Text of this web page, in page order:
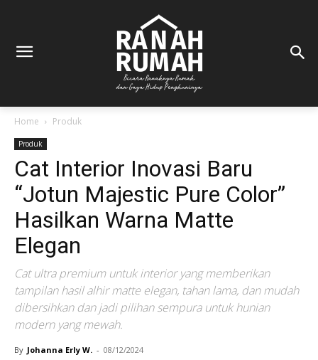
Home Produk
Produk
Cat Interior Inovasi Baru
“Jotun Majestic Pure Color”
Hasilkan Warna Matte
Elegan
Cat ultra premium untuk interior yang memberikan
tampilan hasil alhir matte elegan, tahan lama, dan mudah
dibersihkan dan jadi pilihan sempura untuk hunian
modern yang mewah.
By Johanna Erly W. - 08/12/2024